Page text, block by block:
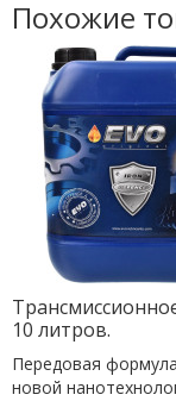
Похожие
10 литров.
Передовая
новой